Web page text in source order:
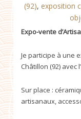
(92), exposition
Expo-vente
Je participe à une
Châtillon (92) avec
Sur place :
artisanaux,